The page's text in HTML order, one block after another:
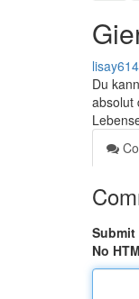
Du
absolut
Submit
No